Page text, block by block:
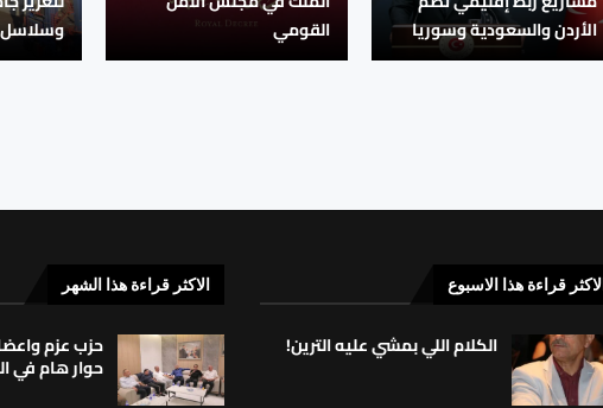
وسلاسل
القومي
الأردن والسعودية وسوريا
الاكثر قراءة هذا الاسبوع
الكلام اللي بمشي عليه الترين!
الاكثر قراءة هذا الشهر
حزب عزم
حوار هام في